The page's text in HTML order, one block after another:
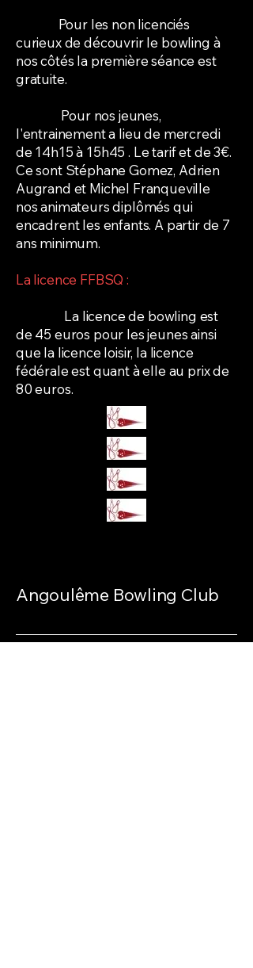
Pour les non licenciés
curieux de découvrir le bowling à
nos côtés la première séance est
gratuite.
Pour nos jeunes,
l'entrainement a lieu de mercredi
de 14h15 à 15h45 . Le tarif et de 3€.
Ce sont Stéphane Gomez, Adrien
Augrand et Michel Franqueville
nos animateurs diplômés qui
encadrent les enfants. A partir de 7
ans minimum.
La licence FFBSQ :
La licence de bowling est
de 45 euros pour les jeunes ainsi
que la licence loisir, la licence
fédérale est quant à elle au prix de
80 euros.
Angoulême Bowling Club